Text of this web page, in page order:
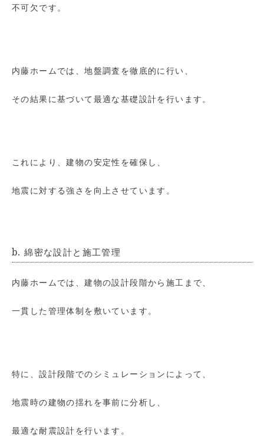
不可欠です。
内藤ホームでは、地盤調査を徹底的に行い、
その結果に基づいて最適な基礎設計を行います。
これにより、建物の安定性を確保し、
地震に対する強さを向上させています。
b. 綿密な設計と施工管理
内藤ホームでは、建物の設計段階から施工まで、
一貫した管理体制を敷いています。
特に、設計段階でのシミュレーションによって、
地震時の建物の揺れを事前に分析し、
最適な耐震設計を行います。